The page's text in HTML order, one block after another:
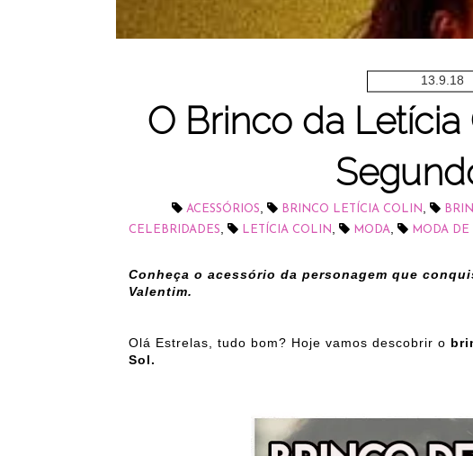
13.9.18
O Brinco da Letícia
ACESSÓRIOS BRINCO LETÍCIA COLIN
CELEBRIDADES LETÍCIA COLIN MODA MODA
Conheça o acessório da personagem que
Valentim.
Olá Estrelas, tudo bom? Hoje vamos descobrir o
Sol.